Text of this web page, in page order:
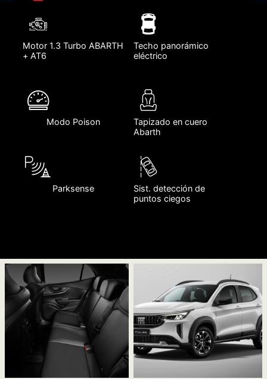
Motor 1.3 Turbo ABARTH
+ AT6
Techo panorámico
eléctrico
Modo Poison
Tapizado en cuero
Abarth
Parksense
Sist. detección de
puntos ciegos